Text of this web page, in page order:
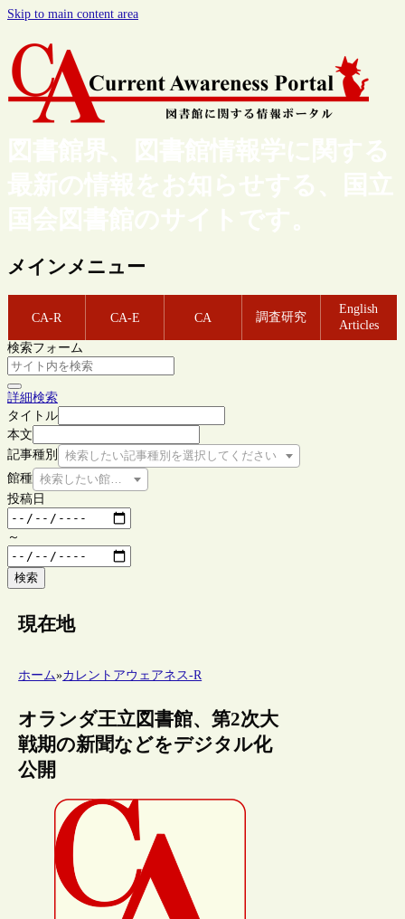
Skip to main content area
図書館界、図書館情報学に関する
最新の情報をお知らせする、国立
国会図書館のサイトです。
メインメニュー
CA-R CA-E CA 調査研究
English
Articles
検索フォーム
詳細検索
タイトル
本文
記事種別
検索したい記事種別を選択してください
館種 検索したい館種を選択してください
投稿日
～
検索
現在地
ホーム»カレントアウェアネス-R
オランダ王立図書館、第2次大
戦期の新聞などをデジタル化
公開